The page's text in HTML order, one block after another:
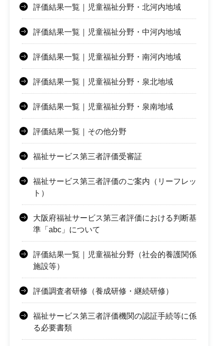
評価結果一覧｜児童福祉分野・北河内地域
評価結果一覧｜児童福祉分野・中河内地域
評価結果一覧｜児童福祉分野・南河内地域
評価結果一覧｜児童福祉分野・泉北地域
評価結果一覧｜児童福祉分野・泉南地域
評価結果一覧｜その他分野
福祉サービス第三者評価受審証
福祉サービス第三者評価のご案内（リーフレッ
ト）
大阪府福祉サービス第三者評価における判断基
準「abc」について
評価結果一覧｜児童福祉分野（社会的養護関係
施設等）
評価調査者研修（養成研修・継続研修）
福祉サービス第三者評価機関の認証手続等に係
る必要書類